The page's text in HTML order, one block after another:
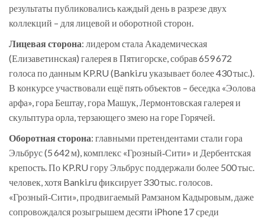
результаты публиковались каждый день в разрезе двух
коллекций – для лицевой и оборотной сторон.
Лицевая сторона: лидером стала Академическая
(Елизаветинская) галереяв Пятигорске, собрав 659 672
голоса по данным KP.RU (Banki.ru указывает более 430 тыс.).
В конкурсе участвовали ещё пять объектов – беседка «Эолова
арфа», гора Бештау, гора Машук, Лермонтовская галерея и
скульптура орла, терзающего змею на горе Горячей.
Оборотная сторона: главными претендентами стали гора
Эльбрус(5 642 м), комплекс «Грозный‑Сити» и Дербентская
крепость. По KP.RU гору Эльбрус поддержали более 500 тыс.
человек, хотя Banki.ru фиксирует 330 тыс. голосов.
«Грозный‑Сити», продвигаемый Рамзаном Кадыровым, даже
сопровождался розыгрышем десяти iPhone 17 среди